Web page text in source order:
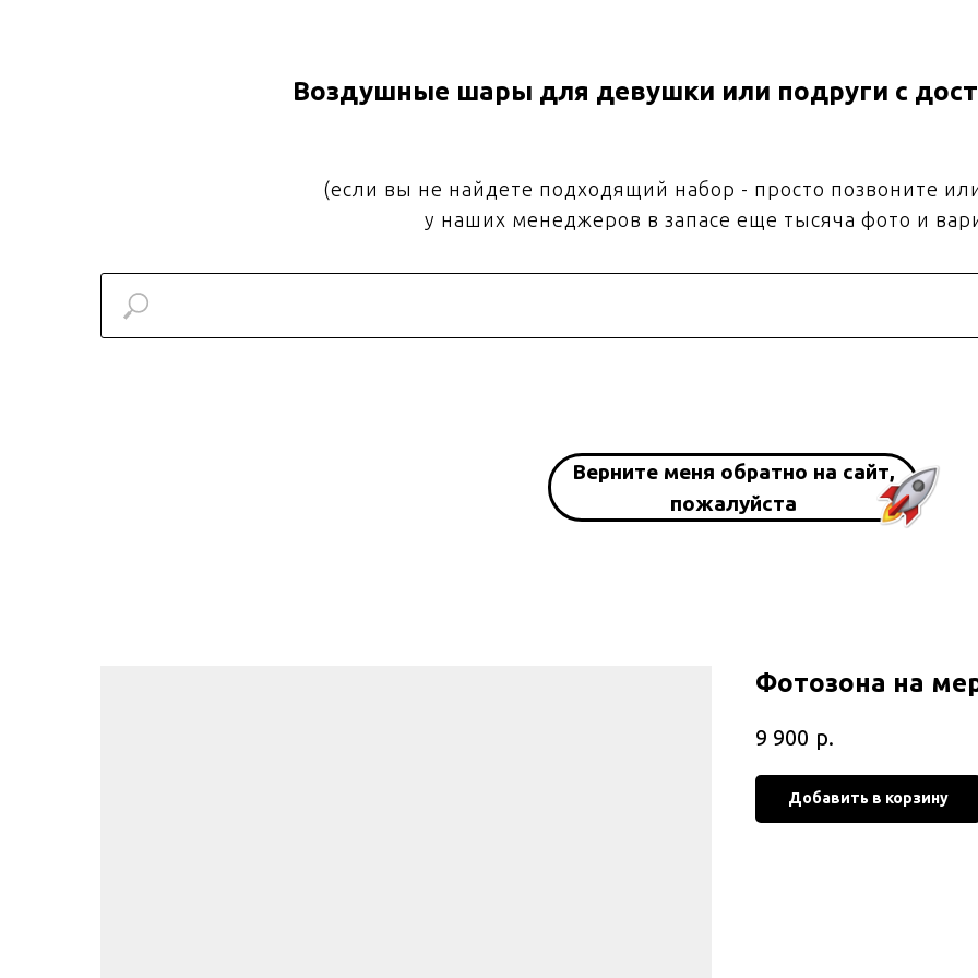
Воздушные шары для девушки или подруги с
(если вы не найдете подходящий набор - просто позвоните
у наших менеджеров в запасе еще тысяча фото и
Верните меня обратно на сайт,
пожалуйста
Фотозона на
9 900 р.
Добавить в корзину